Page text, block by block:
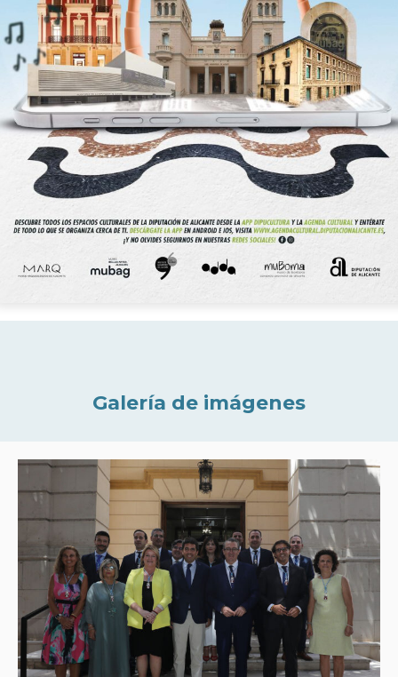
Galería de imágenes